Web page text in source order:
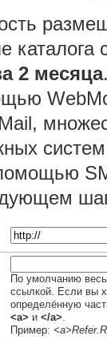
каталога
2 месяца
По умолчанию
ссылкой. Если вы
определённую
<a> и </a>.
Пример: